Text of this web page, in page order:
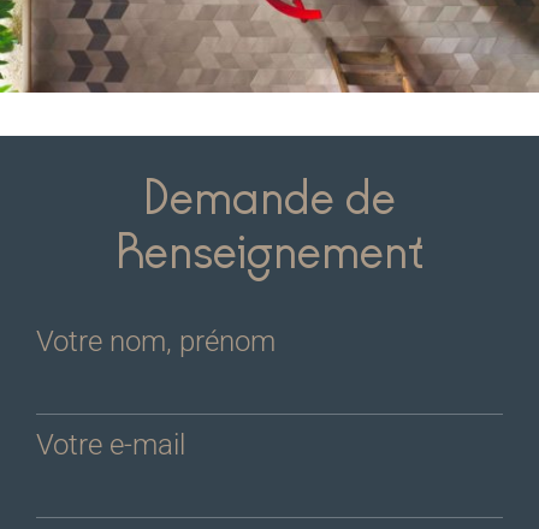
Demande de
Renseignement
Votre nom, prénom
Votre e-mail